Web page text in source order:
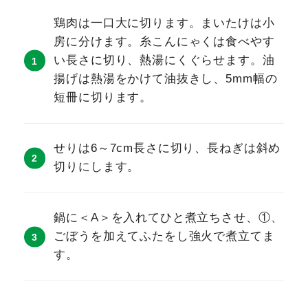
鶏肉は一口大に切ります。まいたけは小
房に分けます。糸こんにゃくは食べやす
い長さに切り、熱湯にくぐらせます。油
揚げは熱湯をかけて油抜きし、5mm幅の
短冊に切ります。
せりは6～7cm長さに切り、長ねぎは斜め
切りにします。
鍋に＜A＞を入れてひと煮立ちさせ、①、
ごぼうを加えてふたをし強火で煮立てま
す。